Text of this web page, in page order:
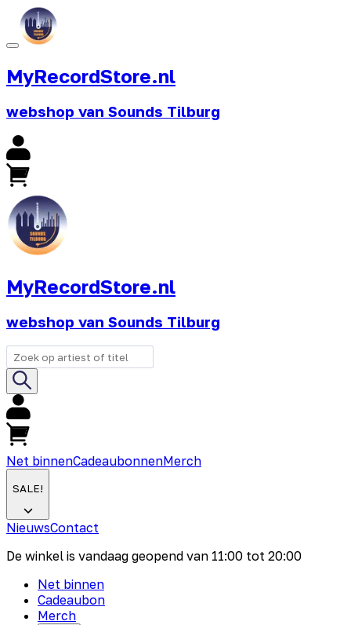
MyRecordStore.nl
webshop van Sounds Tilburg
MyRecordStore.nl
webshop van Sounds Tilburg
Net binnenCadeaubonnenMerch
SALE!
NieuwsContact
De winkel is vandaag geopend van 11:00 tot 20:00
Net binnen
Cadeaubon
Merch